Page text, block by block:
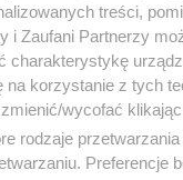
Jest tojedna z
treści,
i Zaufani Partnerzy
korzystanie z tych
wycofać
rodzaje
Preferencje